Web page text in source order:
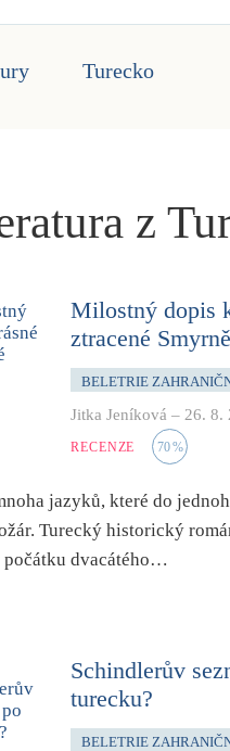
Turecko
z
Milostný dopis
ztracené Smyrně
BELETRIE
Jitka Jeníková – 26. 8.
RECENZE 70%
jazyků, které do
Turecký historický
počátku dvacátého…
Schindlerův
turecku?
BELETRIE